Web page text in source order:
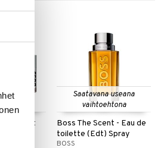
- Giftset
Saatavana useana
vaihtoehtona
Boss The Scent - Eau de
toilette (Edt) Spray
BOSS